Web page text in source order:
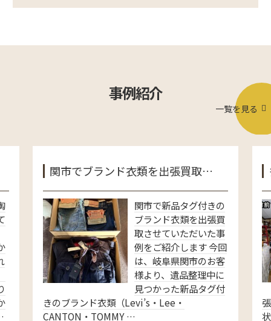
事例紹介
一覧を見る
関市でブランド衣類を出張買取…
関市で新品タグ付きの
ブランド衣類を出張買
取させていただいた事
例をご紹介します 今回
は、岐阜県関市のお客
様より、遺品整理中に
見つかった新品タグ付
きのブランド衣類（Levi’s・Lee・
CANTON・TOMMY …